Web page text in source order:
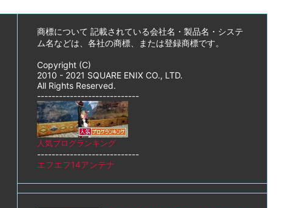
商標について 記載されている会社名・製品名・システ
ム名などは、各社の商標、または登録商標です。
Copyright (C)
2010 - 2021 SQUARE ENIX CO., LTD.
All Rights Reserved.
----------------------------
人気ブログランキング
----------------------------
エフエフ14アンテナ